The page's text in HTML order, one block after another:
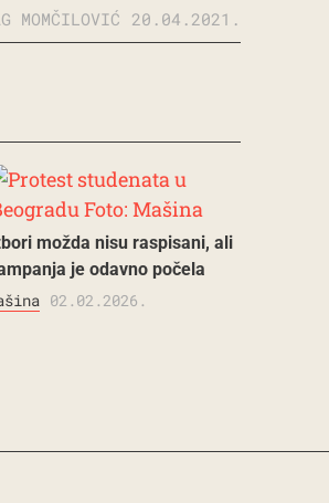
MOMČILOVIĆ 20.04.2021.
možda nisu raspisani, ali
je odavno počela
02.02.2026.